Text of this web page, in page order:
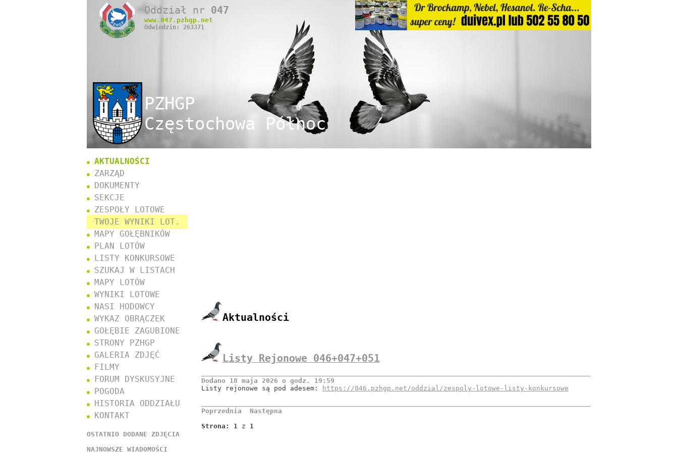
Oddział nr 047
www. 047 .pzhgp.net
Odwiedzin: 263371
PZHGP
Częstochowa Północ
Aktualności
Listy Rejonowe 046+047+051
Dodano 18 maja 2026 o godz. 19:59
Listy rejonowe są pod adesem:
https://046.pzhgp.net/oddzial/zespoly-lotowe-listy-konkursowe
Poprzednia
Następna
Strona: 1 z 1
AKTUALNOŚCI
ZARZĄD
DOKUMENTY
SEKCJE
ZESPOŁY LOTOWE
TWOJE WYNIKI LOT.
MAPY GOŁĘBNIKÓW
PLAN LOTÓW
LISTY KONKURSOWE
SZUKAJ W LISTACH
MAPY LOTÓW
WYNIKI LOTOWE
NASI HODOWCY
WYKAZ OBRĄCZEK
GOŁĘBIE ZAGUBIONE
STRONY PZHGP
GALERIA ZDJĘĆ
FILMY
FORUM DYSKUSYJNE
POGODA
HISTORIA ODDZIAŁU
KONTAKT
OSTATNIO DODANE ZDJĘCIA
NAJNOWSZE WIADOMOŚCI